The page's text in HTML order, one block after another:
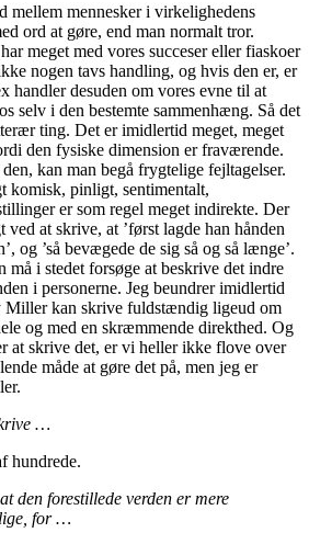
mellem mennesker i virkelighedens
ord at gøre, end man normalt tror.
meget med vores succeser eller fiaskoer
nogen tavs handling, og hvis den er, er
handler desuden om vores evne til at
selv i den bestemte sammenhæng. Så det
ting. Det er imidlertid meget, meget
den fysiske dimension er fraværende.
kan man begå frygtelige fejltagelser.
pinligt, sentimentalt,
er som regel meget indirekte. Der
at skrive, at ’først lagde han hånden
og ’så bevægede de sig så og så længe’.
må i stedet forsøge at beskrive det indre
i personerne. Jeg beundrer imidlertid
Miller kan skrive fuldstændig ligeud om
og med en skræmmende direkthed. Og
at skrive det, er vi heller ikke flove over
måde at gøre det på, men jeg er
…
hundrede.
den forestillede verden er mere
for …